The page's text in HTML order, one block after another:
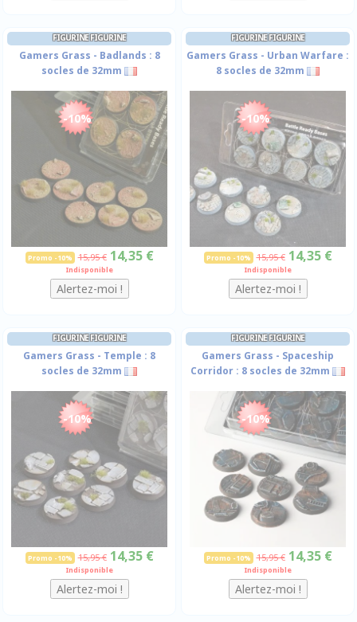
FIGURINE FIGURINE
Gamers Grass - Badlands : 8
socles de 32mm
-10%
Promo -10% 15,95 € 14,35 €
Indisponible
FIGURINE FIGURINE
Gamers Grass - Urban Warfare :
8 socles de 32mm
-10%
Promo -10% 15,95 € 14,35 €
Indisponible
FIGURINE FIGURINE
Gamers Grass - Temple : 8
socles de 32mm
-10%
Promo -10% 15,95 € 14,35 €
Indisponible
FIGURINE FIGURINE
Gamers Grass - Spaceship
Corridor : 8 socles de 32mm
-10%
Promo -10% 15,95 € 14,35 €
Indisponible